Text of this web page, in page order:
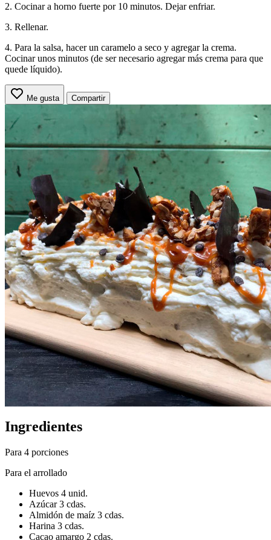
2. Cocinar a horno fuerte por 10 minutos. Dejar enfriar.
3. Rellenar.
4. Para la salsa, hacer un caramelo a seco y agregar la crema.
Cocinar unos minutos (de ser necesario agregar más crema para que
quede líquido).
Me gusta Compartir
Ingredientes
Para 4 porciones
Para el arrollado
Huevos 4 unid.
Azúcar 3 cdas.
Almidón de maíz 3 cdas.
Harina 3 cdas.
Cacao amargo 2 cdas.